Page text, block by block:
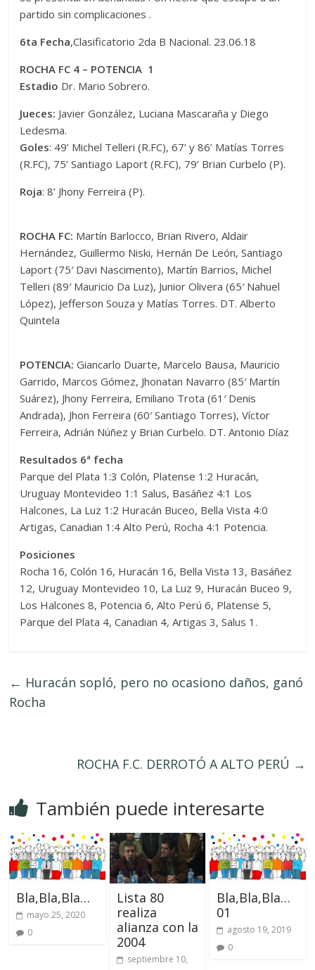
partido sin complicaciones .
6ta Fecha,Clasificatorio 2da B Nacional. 23.06.18
ROCHA FC 4 – POTENCIA 1
Estadio Dr. Mario Sobrero.
Jueces: Javier González, Luciana Mascaraña y Diego
Ledesma.
Goles: 49’ Michel Telleri (R.FC), 67’ y 86’ Matías Torres
(R.FC), 75’ Santiago Laport (R.FC), 79’ Brian Curbelo (P).
Roja: 8’ Jhony Ferreira (P).
ROCHA FC: Martín Barlocco, Brian Rivero, Aldair
Hernández, Guillermo Niski, Hernán De León, Santiago
Laport (75′ Davi Nascimento), Martín Barrios, Michel
Telleri (89′ Mauricio Da Luz), Junior Olivera (65′ Nahuel
López), Jefferson Souza y Matías Torres. DT. Alberto
Quintela
POTENCIA: Giancarlo Duarte, Marcelo Bausa, Mauricio
Garrido, Marcos Gómez, Jhonatan Navarro (85′ Martín
Suárez), Jhony Ferreira, Emiliano Trota (61′ Denis
Andrada), Jhon Ferreira (60′ Santiago Torres), Víctor
Ferreira, Adrián Núñez y Brian Curbelo. DT. Antonio Díaz
Resultados 6ª fecha
Parque del Plata 1:3 Colón, Platense 1:2 Huracán,
Uruguay Montevideo 1:1 Salus, Basáñez 4:1 Los
Halcones, La Luz 1:2 Huracán Buceo, Bella Vista 4:0
Artigas, Canadian 1:4 Alto Perú, Rocha 4:1 Potencia.
Posiciones
Rocha 16, Colón 16, Huracán 16, Bella Vista 13, Basáñez
12, Uruguay Montevideo 10, La Luz 9, Huracán Buceo 9,
Los Halcones 8, Potencia 6, Alto Perú 6, Platense 5,
Parque del Plata 4, Canadian 4, Artigas 3, Salus 1.
← Huracán sopló, pero no ocasiono daños, ganó
Rocha
ROCHA F.C. DERROTÓ A ALTO PERÚ →
También puede interesarte
Bla,Bla,Bla…
mayo 25, 2020
0
Lista 80
realiza
alianza con la
2004
septiembre 10,
Bla,Bla,Bla…
01
agosto 19, 2019
0